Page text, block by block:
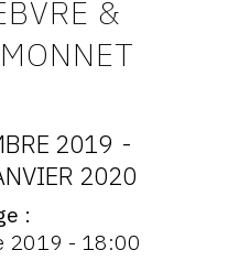
&
2019 -
2020
2019 - 18:00